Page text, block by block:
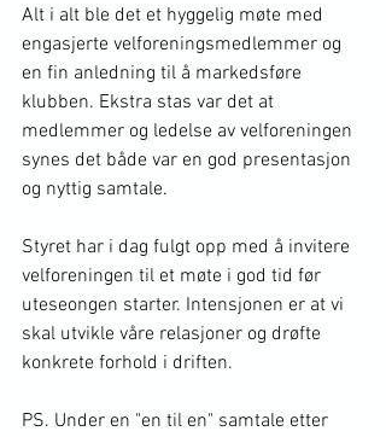
Alt i alt ble det et hyggelig møte med
engasjerte velforeningsmedlemmer og
en fin anledning til å markedsføre
klubben. Ekstra stas var det at
medlemmer og ledelse av velforeningen
synes det både var en god presentasjon
og nyttig samtale.
Styret har i dag fulgt opp med å invitere
velforeningen til et møte i god tid før
uteseongen starter. Intensjonen er at vi
skal utvikle våre relasjoner og drøfte
konkrete forhold i driften.
PS. Under en "en til en" samtale etter